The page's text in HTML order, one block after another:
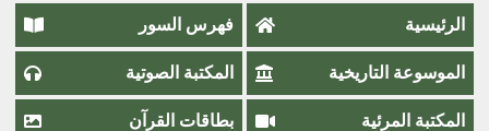
الرئيسية فهرس السور
الموسوعة التاريخية المكتبة الصوتية
المكتبة المرئية بطاقات القرآن